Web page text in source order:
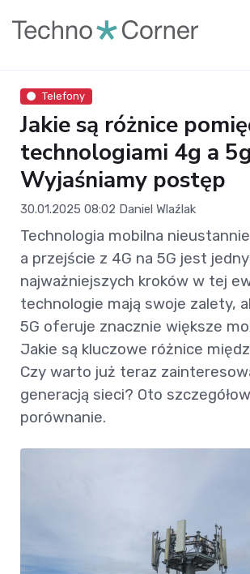
Telefony
Jakie są różnice
technologiami 4g a
Wyjaśniamy postęp
30.01.2025 08:02 Daniel Wlaźlak
Technologia mobilna
a przejście z 4G na 5G jest
najważniejszych kroków w tej
technologie mają swoje zalety,
5G oferuje znacznie większe
Jakie są kluczowe różnice
Czy warto już teraz
generacją sieci? Oto
porównanie.